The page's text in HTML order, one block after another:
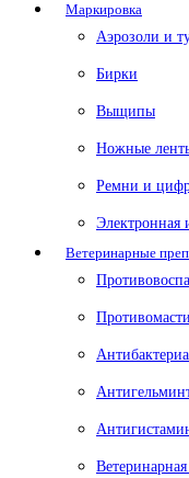
Маркировка
Аэрозоли и
Бирки
Выщипы
Ножные
Ремни и
Электронная
Ветеринарные